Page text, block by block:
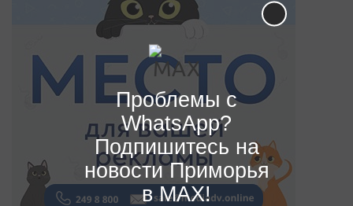
Проблемы с
WhatsApp?
Подпишитесь на
новости Приморья
в MAX!